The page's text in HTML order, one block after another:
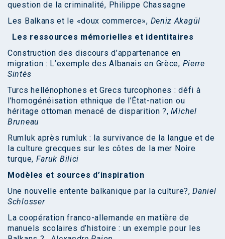
question de la criminalité, Philippe Chassagne
Les Balkans et le «doux commerce», Deniz Akagül
Les ressources mémorielles et identitaires
Construction des discours d’appartenance en
migration : L’exemple des Albanais en Grèce, Pierre
Sintès
Turcs hellénophones et Grecs turcophones : défi à
l’homogénéisation ethnique de l’État-nation ou
héritage ottoman menacé de disparition ?,Michel
Bruneau
Rumluk après rumluk : la survivance de la langue et de
la culture grecques sur les côtes de la mer Noire
turque, Faruk Bilici
Modèles et sources d’inspiration
Une nouvelle entente balkanique par la culture?,Daniel
Schlosser
La coopération franco-allemande en matière de
manuels scolaires d’histoire : un exemple pour les